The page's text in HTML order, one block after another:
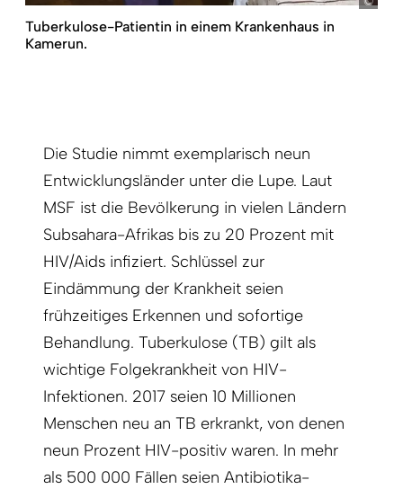
Tuberkulose-Patientin in einem Krankenhaus in
Kamerun.
Die Studie nimmt exemplarisch neun
Entwicklungsländer unter die Lupe. Laut
MSF ist die Bevölkerung in vielen Ländern
Subsahara-Afrikas bis zu 20 Prozent mit
HIV/Aids infiziert. Schlüssel zur
Eindämmung der Krankheit seien
frühzeitiges Erkennen und sofortige
Behandlung. Tuberkulose (TB) gilt als
wichtige Folgekrankheit von HIV-
Infektionen. 2017 seien 10 Millionen
Menschen neu an TB erkrankt, von denen
neun Prozent HIV-positiv waren. In mehr
als 500 000 Fällen seien Antibiotika-